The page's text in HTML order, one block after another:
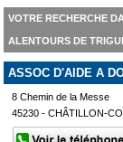
VOTRE RECHERCHE
ALENTOURS DE
ASSOC D'AIDE A
8 Chemin de la Messe
45230 - CHÂTILLON-